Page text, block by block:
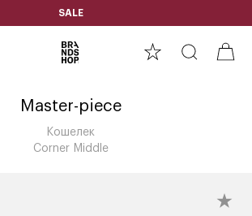
SALE
Master-piece
Кошелек
Corner Middle